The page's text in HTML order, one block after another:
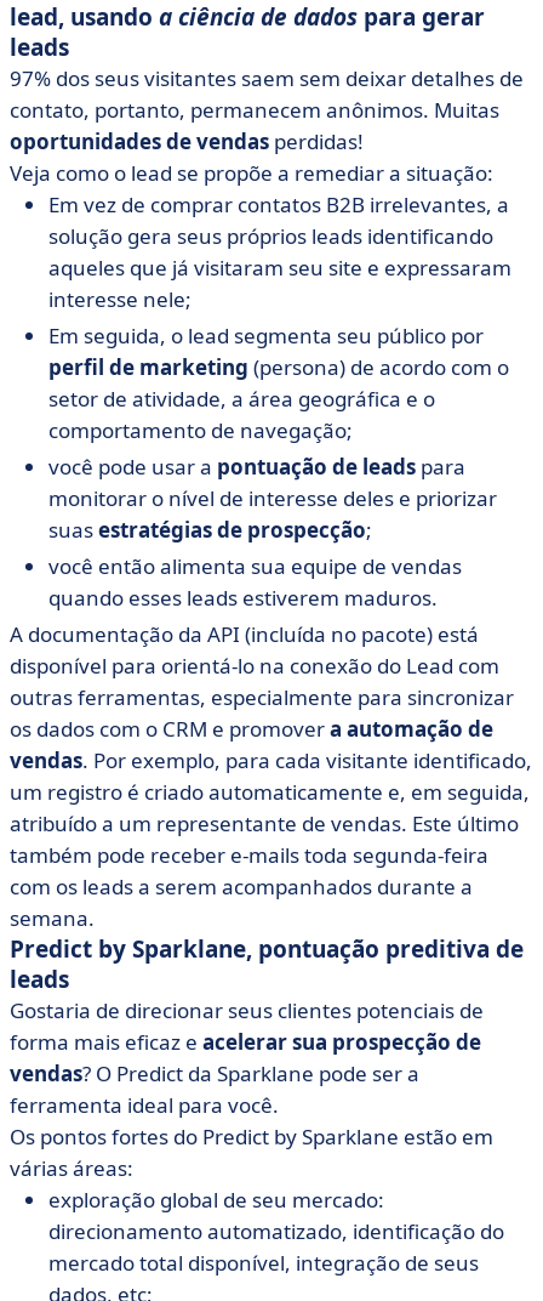
lead, usando a ciência de dados para gerar
leads
97% dos seus visitantes saem sem deixar detalhes de
contato, portanto, permanecem anônimos. Muitas
oportunidades de vendas perdidas!
Veja como o lead se propõe a remediar a situação:
Em vez de comprar contatos B2B irrelevantes, a
solução gera seus próprios leads identificando
aqueles que já visitaram seu site e expressaram
interesse nele;
Em seguida, o lead segmenta seu público por
perfil de marketing (persona) de acordo com o
setor de atividade, a área geográfica e o
comportamento de navegação;
você pode usar a pontuação de leads para
monitorar o nível de interesse deles e priorizar
suasestratégias de prospecção;
você então alimenta sua equipe de vendas
quando esses leads estiverem maduros.
A documentação da API (incluída no pacote) está
disponível para orientá-lo na conexão do Lead com
outras ferramentas, especialmente para sincronizar
os dados com o CRM e promovera automação de
vendas. Por exemplo, para cada visitante identificado,
um registro é criado automaticamente e, em seguida,
atribuído a um representante de vendas. Este último
também pode receber e-mails toda segunda-feira
com os leads a serem acompanhados durante a
semana.
Predict by Sparklane, pontuação preditiva de
leads
Gostaria de direcionar seus clientes potenciais de
forma mais eficaz e acelerar sua prospecção de
vendas? O Predict da Sparklane pode ser a
ferramenta ideal para você.
Os pontos fortes do Predict by Sparklane estão em
várias áreas:
exploração global de seu mercado:
direcionamento automatizado, identificação do
mercado total disponível, integração de seus
dados, etc;